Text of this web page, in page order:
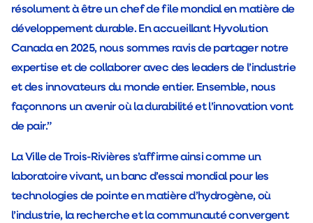
résolument à être un chef de file mondial en matière de
développement durable. En accueillant Hyvolution
Canada en 2025, nous sommes ravis de partager notre
expertise et de collaborer avec des leaders de l’industrie
et des innovateurs du monde entier. Ensemble, nous
façonnons un avenir où la durabilité et l’innovation vont
de pair.”
La Ville de Trois-Rivières s’affirme ainsi comme un
laboratoire vivant, un banc d’essai mondial pour les
technologies de pointe en matière d’hydrogène, où
l’industrie, la recherche et la communauté convergent